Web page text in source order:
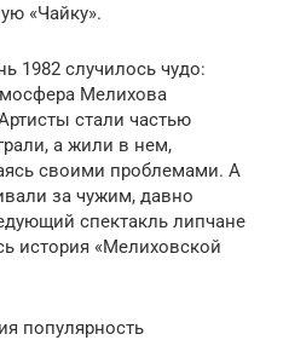
«Чайку».
1982 случилось чудо:
Мелихова
стали частью
а жили в нем,
своими проблемами. А
за чужим, давно
спектакль липчане
история «Мелиховской
популярность